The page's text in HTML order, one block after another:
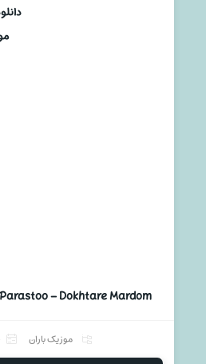
Parastoo – Dokhtare Mardom
موزیک باران